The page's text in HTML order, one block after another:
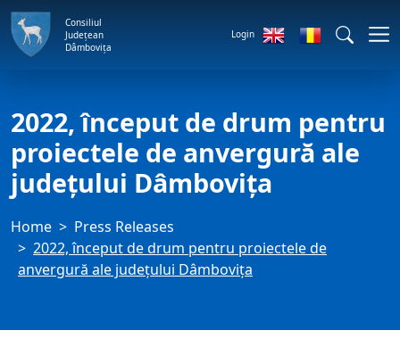
Consiliul
Județean
Dâmbovița
Login
2022, început de drum pentru
proiectele de anvergură ale
județului Dâmbovița
Home
Press Releases
2022, început de drum pentru proiectele de
anvergură ale județului Dâmbovița